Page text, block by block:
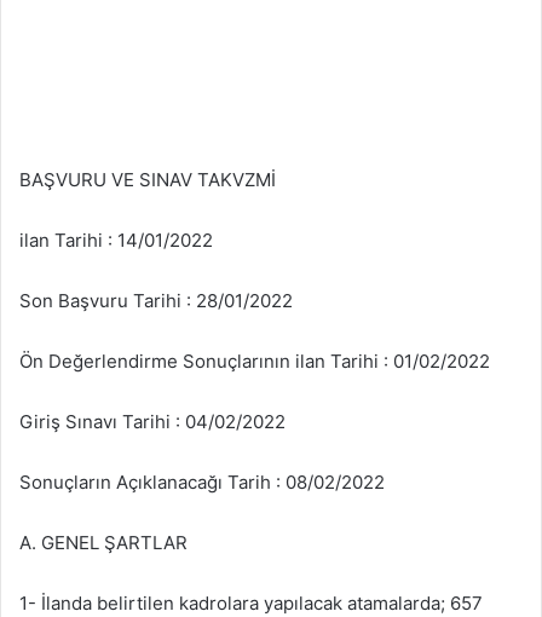
BAŞVURU VE SINAV TAKVZMİ
ilan Tarihi : 14/01/2022
Son Başvuru Tarihi : 28/01/2022
Ön Değerlendirme Sonuçlarının ilan Tarihi : 01/02/2022
Giriş Sınavı Tarihi : 04/02/2022
Sonuçların Açıklanacağı Tarih : 08/02/2022
A. GENEL ŞARTLAR
1- İlanda belirtilen kadrolara yapılacak atamalarda; 657